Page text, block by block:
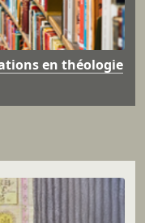
en théologie